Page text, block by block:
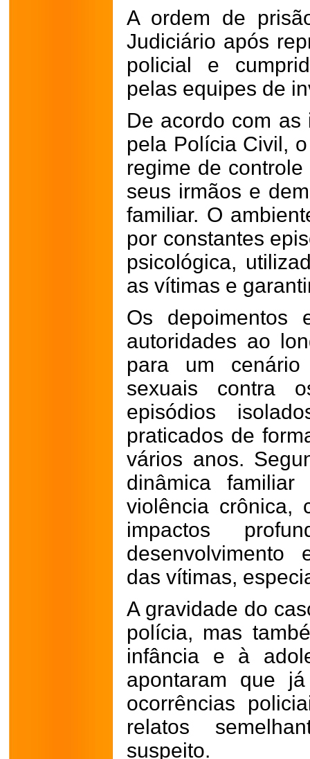
A ordem de
Judiciário após
policial e
pelas equipes de
De acordo com as
pela Polícia Civil,
regime de
seus irmãos e
familiar. O
por constantes
psicológica,
as vítimas e
Os depoimentos
autoridades ao
para um cenário
sexuais contra
episódios
praticados de
vários anos.
dinâmica
violência crônica,
impactos
desenvolvimento
das vítimas,
A gravidade do
polícia, mas
infância e à
apontaram que
ocorrências
relatos
suspeito.